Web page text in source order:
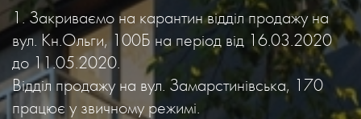
1. Закриваємо на карантин відділ продажу на
вул. Кн.Ольги, 100Б на період від 16.03.2020
до 11.05.2020.
Відділ продажу на вул. Замарстинівська, 170
працює у звичному режимі.